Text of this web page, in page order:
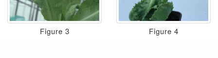
Figure 3 Figure 4